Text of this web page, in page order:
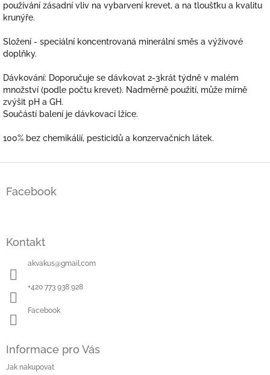
používání zásadní vliv na vybarvení krevet, a na tloušťku a kvalitu
krunýře.
Složení - speciální koncentrovaná minerální směs a výživové
doplňky.
Dávkování: Doporučuje se dávkovat 2-3krát týdně v malém
množství (podle počtu krevet). Nadměrně použití, může mírně
zvýšit pH a GH.
Součástí balení je dávkovací lžíce.
100% bez chemikálií, pesticidů a konzervačních látek.
Facebook
Kontakt
akvakus@gmail.com
+420 773 938 928
Facebook
Informace pro Vás
Jak nakupovat